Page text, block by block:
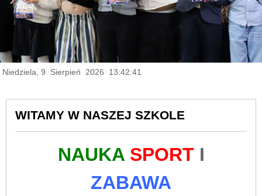
Niedziela, 9 Sierpień 2026 13:42:42
WITAMY W NASZEJ SZKOLE
NAUKA SPORTI
ZABAWA